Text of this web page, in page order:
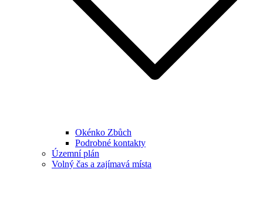
Okénko Zbůch
Podrobné kontakty
Územní plán
Volný čas a zajímavá místa